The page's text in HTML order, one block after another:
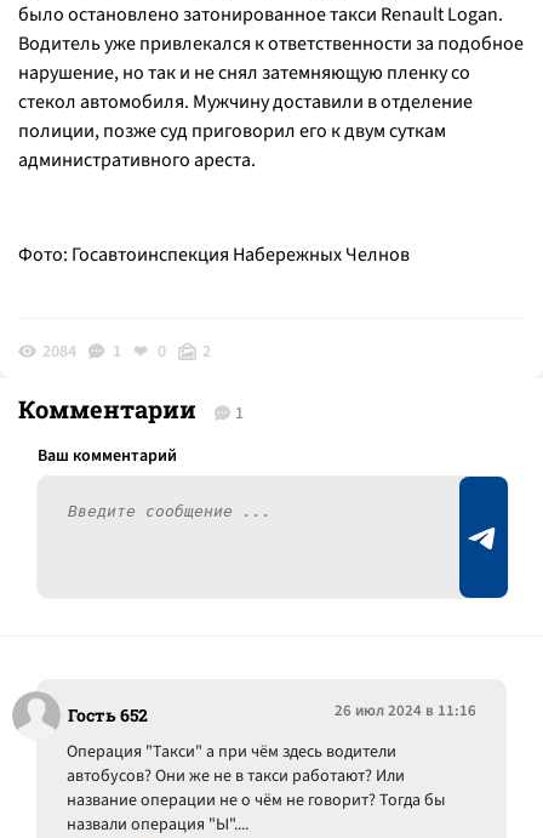
было остановлено затонированное такси Renault Logan.
Водитель уже привлекался к ответственности за подобное
нарушение, но так и не снял затемняющую пленку со
стекол автомобиля. Мужчину доставили в отделение
полиции, позже суд приговорил его к двум суткам
административного ареста.
Фото: Госавтоинспекция Набережных Челнов
2084 1 0 2
Комментарии 1
Гость 652 26 июл 2024 в 11:16
Операция "Такси" а при чём здесь водители
автобусов? Они же не в такси работают? Или
название операции не о чём не говорит? Тогда бы
назвали операция "Ы"....